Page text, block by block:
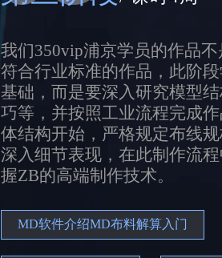
我们350vip浦京学员的作品
符合行业标准的作品，此阶
基础，而是要深入研究模型
巧等，并按照工业流程完成
体结构开始，严格规定布线
深入细节表现，在此制作流
握ZB的高端制作技术。
MD软件介绍MD布料解算入门